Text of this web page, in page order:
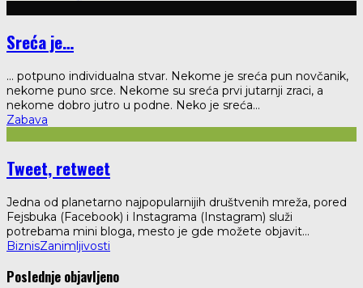
Sreća je…
... potpuno individualna stvar. Nekome je sreća pun novčanik,
nekome puno srce. Nekome su sreća prvi jutarnji zraci, a
nekome dobro jutro u podne. Neko je sreća...
Zabava
Tweet, retweet
Jedna od planetarno najpopularnijih društvenih mreža, pored
Fejsbuka (Facebook) i Instagrama (Instagram) služi
potrebama mini bloga, mesto je gde možete objavit...
BiznisZanimljivosti
Poslednje objavljeno